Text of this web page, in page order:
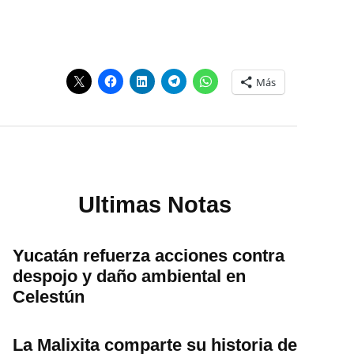
Más
Ultimas Notas
Yucatán refuerza acciones contra
despojo y daño ambiental en
Celestún
La Malixita comparte su historia de